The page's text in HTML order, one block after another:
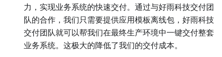
力，实现业务系统的快速交付。通过与好雨科技交付团
队的合作，我们只需要提供应用模板离线包，好雨科技
交付团队就可以帮我们在最终生产环境中一键交付整套
业务系统。这极大的降低了我们的交付成本。